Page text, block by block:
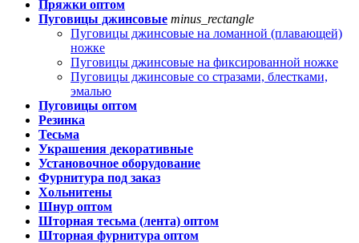
Пряжки оптом
Пуговицы джинсовые minus_rectangle
Пуговицы джинсовые на ломанной (плавающей)
ножке
Пуговицы джинсовые на фиксированной ножке
Пуговицы джинсовые со стразами, блестками,
эмалью
Пуговицы оптом
Резинка
Тесьма
Украшения декоративные
Установочное оборудование
Фурнитура под заказ
Хольнитены
Шнур оптом
Шторная тесьма (лента) оптом
Шторная фурнитура оптом